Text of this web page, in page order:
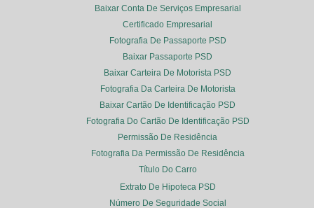
Baixar Conta De Serviços Empresarial
Certificado Empresarial
Fotografia De Passaporte PSD
Baixar Passaporte PSD
Baixar Carteira De Motorista PSD
Fotografia Da Carteira De Motorista
Baixar Cartão De Identificação PSD
Fotografia Do Cartão De Identificação PSD
Permissão De Residência
Fotografia Da Permissão De Residência
Título Do Carro
Extrato De Hipoteca PSD
Número De Seguridade Social